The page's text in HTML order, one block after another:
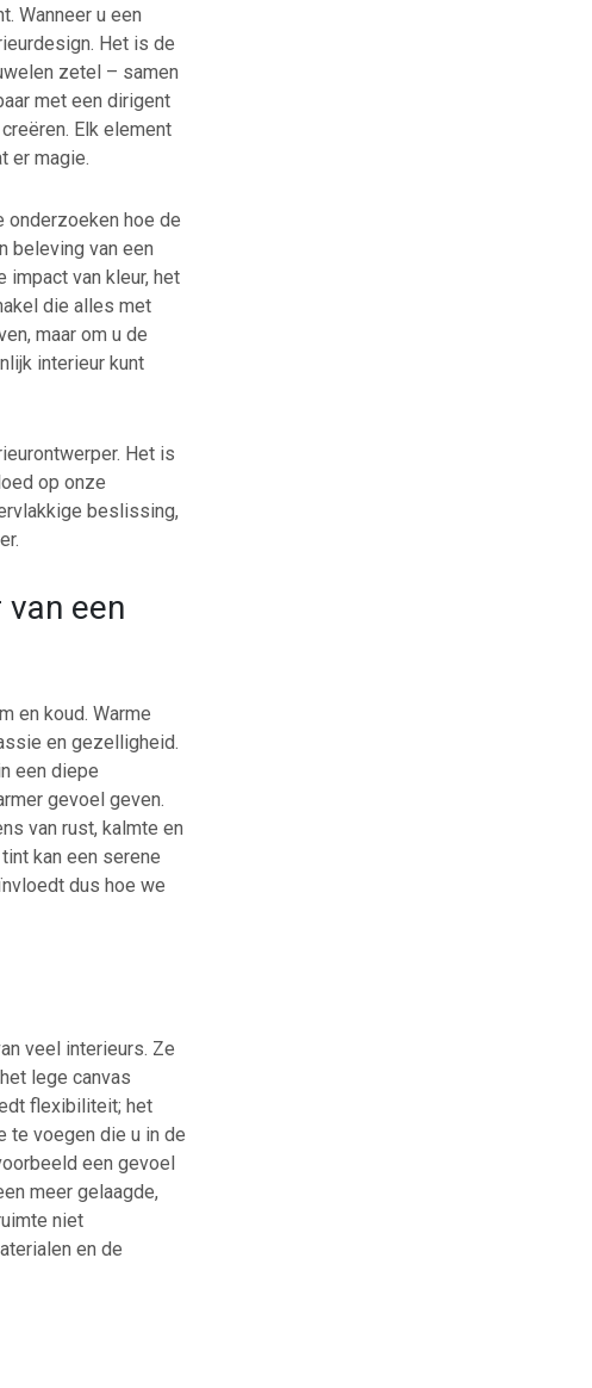
Wanneer u een
Het is de
zetel – samen
met een dirigent
Elk element
er magie.
onderzoeken hoe de
beleving van een
impact van kleur, het
die alles met
maar om u de
interieur kunt
Het is
op onze
beslissing,
een
en koud. Warme
en gezelligheid.
een diepe
gevoel geven.
van rust, kalmte en
kan een serene
dus hoe we
veel interieurs. Ze
lege canvas
flexibiliteit; het
te voegen die u in de
een gevoel
meer gelaagde,
niet
en de